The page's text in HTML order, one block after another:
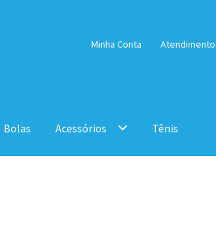
Minha Conta Atendimento
Bolas Acessórios Tênis